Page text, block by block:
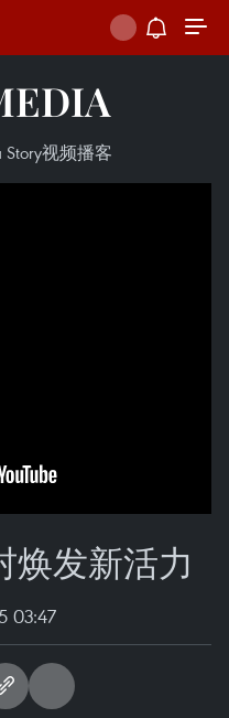
Story视频播客
焕发新活力
03:47